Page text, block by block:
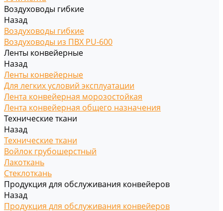
Воздуховоды гибкие
Назад
Воздуховоды гибкие
Воздуховоды из ПВХ PU-600
Ленты конвейерные
Назад
Ленты конвейерные
Для легких условий эксплуатации
Лента конвейерная морозостойкая
Лента конвейерная общего назначения
Технические ткани
Назад
Технические ткани
Войлок грубошерстный
Лакоткань
Стеклоткань
Продукция для обслуживания конвейеров
Назад
Продукция для обслуживания конвейеров